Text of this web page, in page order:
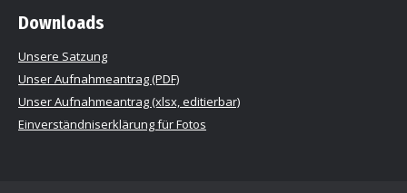
Downloads
Unsere Satzung
Unser Aufnahmeantrag (PDF)
Unser Aufnahmeantrag (xlsx, editierbar)
Einverständniserklärung für Fotos